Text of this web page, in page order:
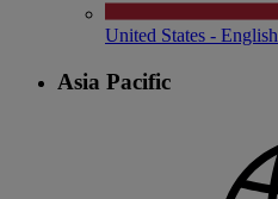
United States - English
Asia Pacific